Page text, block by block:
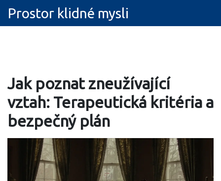
Prostor klidné mysli
Jak poznat zneužívající
vztah: Terapeutická kritéria a
bezpečný plán